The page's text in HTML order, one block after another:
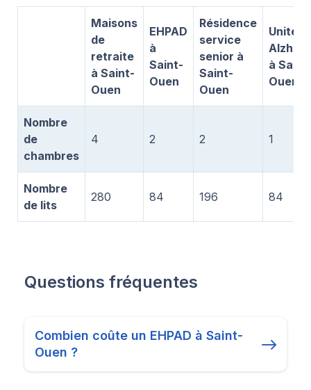
Maisons
de
retraite
à Saint-
Ouen
EHPAD
à
Saint-
Ouen
Résidence
service
senior à
Saint-
Ouen
Unité
à
Ouen
Nombre
de
chambres
4 2 2 1
Nombre
de lits
280 84 196 84
Questions fréquentes
Combien coûte un EHPAD à Saint-
Ouen ?